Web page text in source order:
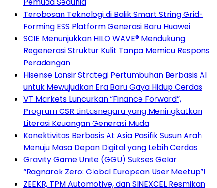
Pemuda Sedunia
Terobosan Teknologi di Balik Smart String Grid-
Forming ESS Platform Generasi Baru Huawei
SCIE Menunjukkan HILO WAVE® Mendukung
Regenerasi Struktur Kulit Tanpa Memicu Respons
Peradangan
Hisense Lansir Strategi Pertumbuhan Berbasis AI
untuk Mewujudkan Era Baru Gaya Hidup Cerdas
VT Markets Luncurkan “Finance Forward”,
Program CSR Lintasnegara yang Meningkatkan
Literasi Keuangan Generasi Muda
Konektivitas Berbasis AI: Asia Pasifik Susun Arah
Menuju Masa Depan Digital yang Lebih Cerdas
Gravity Game Unite (GGU) Sukses Gelar
“Ragnarok Zero: Global European User Meetup”!
ZEEKR, TPM Automotive, dan SINEXCEL Resmikan